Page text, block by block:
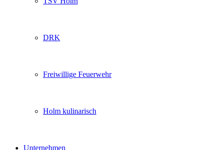
DRK
Freiwillige Feuerwehr
Holm kulinarisch
Unternehmen